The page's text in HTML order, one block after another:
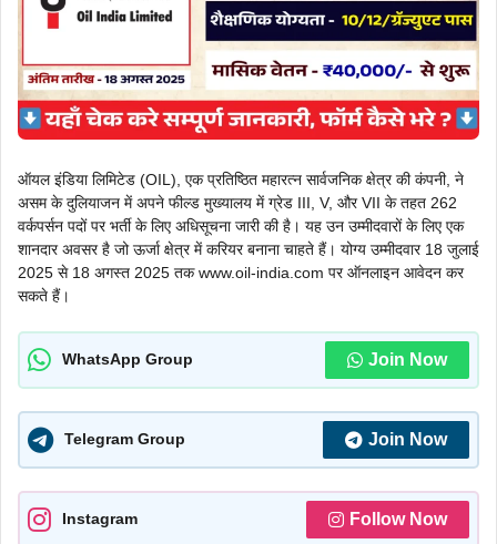
ऑयल इंडिया लिमिटेड (OIL), एक प्रतिष्ठित महारत्न सार्वजनिक क्षेत्र की कंपनी, ने
असम के दुलियाजन में अपने फील्ड मुख्यालय में ग्रेड III, V, और VII के तहत 262
वर्कपर्सन पदों पर भर्ती के लिए अधिसूचना जारी की है। यह उन उम्मीदवारों के लिए एक
शानदार अवसर है जो ऊर्जा क्षेत्र में करियर बनाना चाहते हैं। योग्य उम्मीदवार 18 जुलाई
2025 से 18 अगस्त 2025 तक www.oil-india.com पर ऑनलाइन आवेदन कर
सकते हैं।
WhatsApp Group Join Now
Telegram Group Join Now
Instagram Follow Now